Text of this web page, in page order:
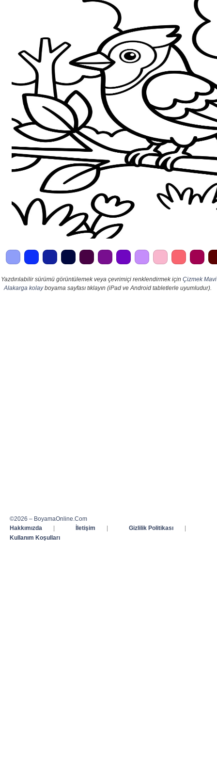
Yazdırılabilir sürümü görüntülemek veya çevrimiçi renklendirmek için Çizmek Mavi
Alakarga kolayboyama sayfası tıklayın (iPad ve Android tabletlerle uyumludur).
©2026 – BoyamaOnline.Com
Hakkımızda
| İletişim | Gizlilik Politikası
|
Kullanım Koşulları